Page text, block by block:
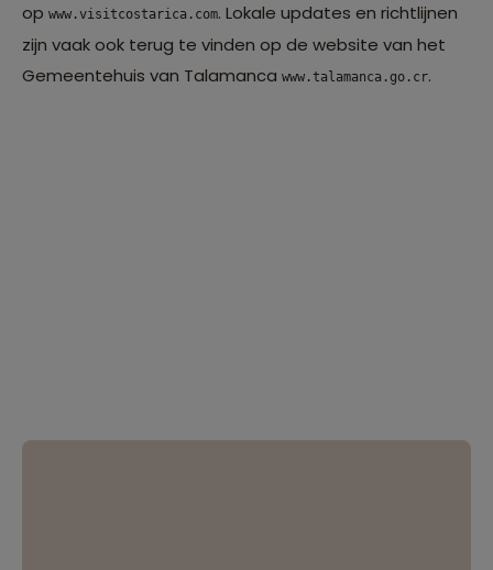
op www.visitcostarica.com. Lokale updates en richtlijnen
zijn vaak ook terug te vinden op de website van het
Gemeentehuis van Talamanca www.talamanca.go.cr.